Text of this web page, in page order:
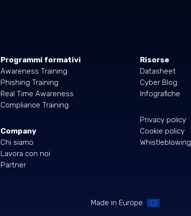
Programmi formativi
Awareness Training
Phishing Training
Real Time Awareness
Compliance Training
Company
Chi siamo
Lavora con noi
Partner
Risorse
Datasheet
Cyber Blog
Infografiche
Privacy policy
Cookie policy
Whistleblowing
Made in Europe